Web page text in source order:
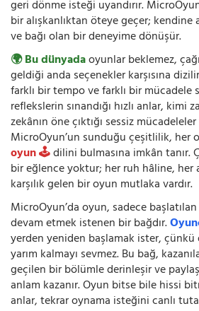
geri dönme isteği uyandırır.
bir alışkanlıktan öteye geçer;
ve bağı olan bir deneyime dönüşür.
🌍 Bu dünyadaoyunlar beklemez,
geldiği anda seçenekler karşısına
farklı bir tempo ve farklı bir mücadele
reflekslerin sınandığı hızlı anlar, kimi
zekânın öne çıktığı sessiz
MicroOyun’un sunduğu çeşitlilik, her
oyun 🕹️dilini bulmasına imkân
bir eğlence yoktur; her ruh hâline, her
karşılık gelen bir oyun mutlaka vardır.
MicroOyun’da oyun, sadece
devam etmek istenen bir bağdır.
yerden yeniden başlamak ister,
yarım kalmayı sevmez. Bu bağ,
geçilen bir bölümle derinleşir ve
anlam kazanır. Oyun bitse bile hissi
anlar, tekrar oynama isteğini canlı